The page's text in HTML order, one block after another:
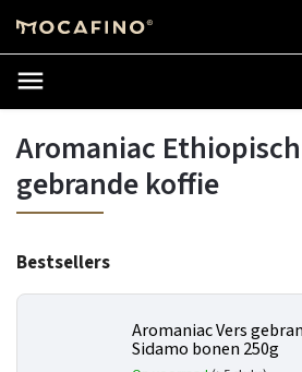
Aromaniac
gebrande koffie
Bestsellers
Aromaniac Vers
Sidamo bonen 250g